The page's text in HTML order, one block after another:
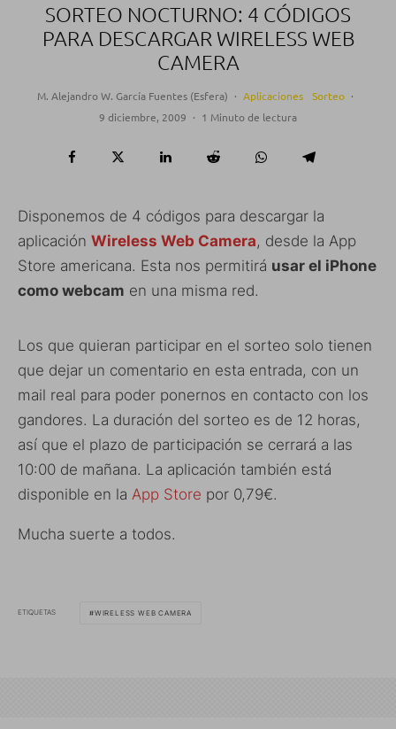
SORTEO NOCTURNO: 4 CÓDIGOS
PARA DESCARGAR WIRELESS WEB
CAMERA
M. Alejandro W. García Fuentes (Esfera) · Aplicaciones Sorteo ·
9 diciembre, 2009 · 1 Minuto de lectura
Disponemos de 4 códigos para descargar la
aplicación Wireless Web Camera, desde la App
Store americana. Esta nos permitirá usar el iPhone
como webcam en una misma red.
Los que quieran participar en el sorteo solo tienen
que dejar un comentario en esta entrada, con un
mail real para poder ponernos en contacto con los
gandores. La duración del sorteo es de 12 horas,
así que el plazo de participación se cerrará a las
10:00 de mañana. La aplicación también está
disponible en la App Store por 0,79€.
Mucha suerte a todos.
ETIQUETAS WIRELESS WEB CAMERA